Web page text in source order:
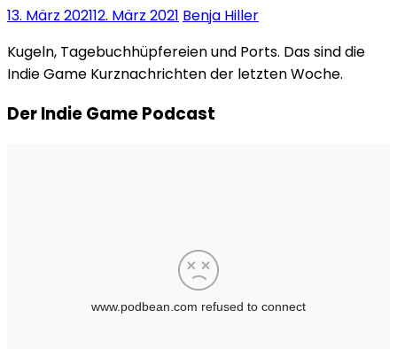
13. März 202112. März 2021 Benja Hiller
Kugeln, Tagebuchhüpfereien und Ports. Das sind die
Indie Game Kurznachrichten der letzten Woche.
Der Indie Game Podcast